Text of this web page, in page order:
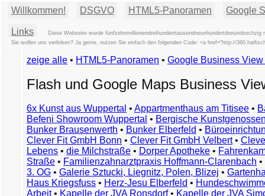
Willkommen! DSGVO HTML5-Panoramen Google
Links
Diese Webseite wurde
Sie wollen uns verlinken? Ja gerne, nutzen Sie einfach den folgenden Code: <a href="http://
zeige alle • HTML5-Panoramen • Google Business
Flash und Google Maps Business
6x Kunst aus Wuppertal • Appartmenthaus am Titisee •
Befeni Showroom Wuppertal • Bergische
Bunker Brausenwerth • Bunker Elberfeld •
Clever Fit GmbH Bonn • Clever Fit GmbH Velbert•
Lebens • die Milchstraße • Dorper Apotheke •
Straße • Familienzahnarztpraxis Hoffmann-Clarenbach •
3. OG • Galerie Sztucki, Liegnitz, Polen, Blizej •
Haus Kriegsfuss • Herz-Jesu Elberfeld •
Arbeit• Kapelle der JVA Ronsdorf• Kapelle der JVA